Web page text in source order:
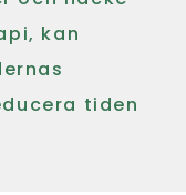
kan
tiden